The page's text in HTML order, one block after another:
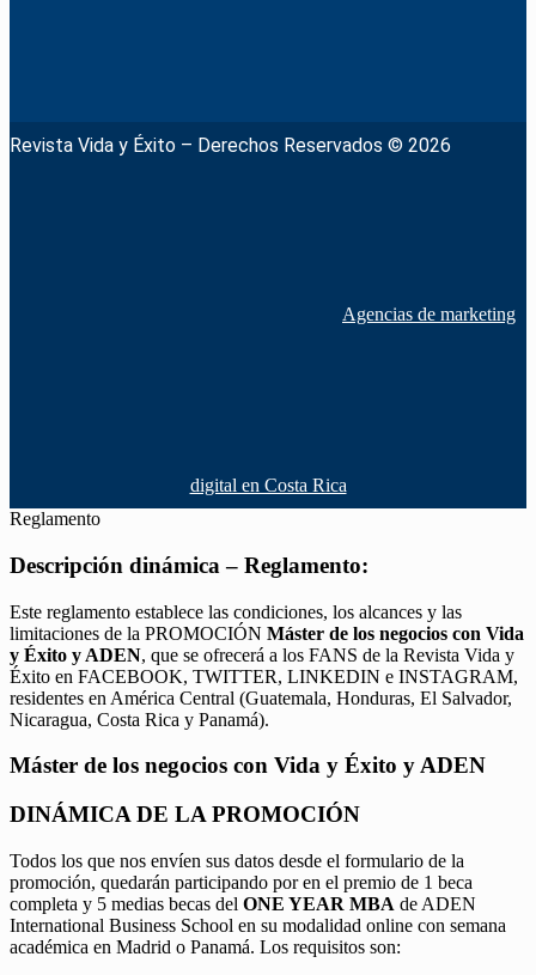
Revista Vida y Éxito – Derechos Reservados © 2026
Agencias de marketing
digital en Costa Rica
Reglamento
Descripción dinámica – Reglamento:
Este reglamento establece las condiciones, los alcances y las
limitaciones de la PROMOCIÓN Máster de los negocios con Vida
y Éxito y ADEN, que se ofrecerá a los FANS de la Revista Vida y
Éxito en FACEBOOK, TWITTER, LINKEDIN e INSTAGRAM,
residentes en América Central (Guatemala, Honduras, El Salvador,
Nicaragua, Costa Rica y Panamá).
Máster de los negocios con Vida y Éxito y ADEN
DINÁMICA DE LA PROMOCIÓN
Todos los que nos envíen sus datos desde el formulario de la
promoción, quedarán participando por en el premio de 1 beca
completa y 5 medias becas del ONE YEAR MBA de ADEN
International Business School en su modalidad online con semana
académica en Madrid o Panamá. Los requisitos son: